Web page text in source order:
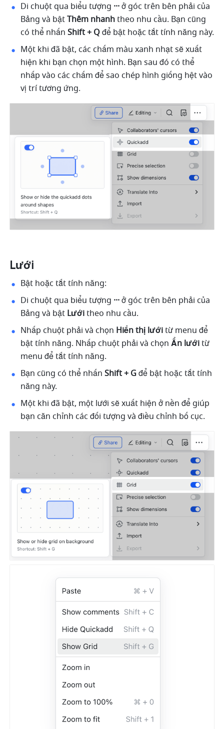
Di chuột qua biểu tượng ··· ở góc trên bên phải của
Bảng và bật Thêm nhanh theo nhu cầu. Bạn cũng
có thể nhấn Shift + Q để bật hoặc tắt tính năng này.
Một khi đã bật, các chấm màu xanh nhạt sẽ xuất
hiện khi bạn chọn một hình. Bạn sau đó có thể
nhấp vào các chấm để sao chép hình giống hệt vào
vị trí tương ứng.
Lưới
Bật hoặc tắt tính năng:
Di chuột qua biểu tượng ··· ở góc trên bên phải của
Bảng và bật Lưới theo nhu cầu.
Nhấp chuột phải và chọn Hiển thị lưới từ menu để
bật tính năng. Nhấp chuột phải và chọn Ẩn lưới từ
menu để tắt tính năng.
Bạn cũng có thể nhấn Shift + G để bật hoặc tắt tính
năng này.
Một khi đã bật, một lưới sẽ xuất hiện ở nền để giúp
bạn căn chỉnh các đối tượng và điều chỉnh bố cục.